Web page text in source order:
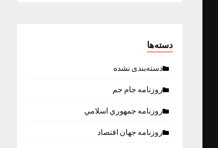
دسته‌ها
دسته‌بندی نشده
روزنامه جام جم
روزنامه جمهوري اسلامي
روزنامه جهان اقتصاد